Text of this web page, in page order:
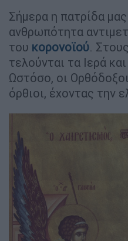
Σήμερα η πατρίδα
ανθρωπότητα
του κορονοϊού.
τελούνται τα Ιερά
Ωστόσο, οι
όρθιοι, έχοντας την